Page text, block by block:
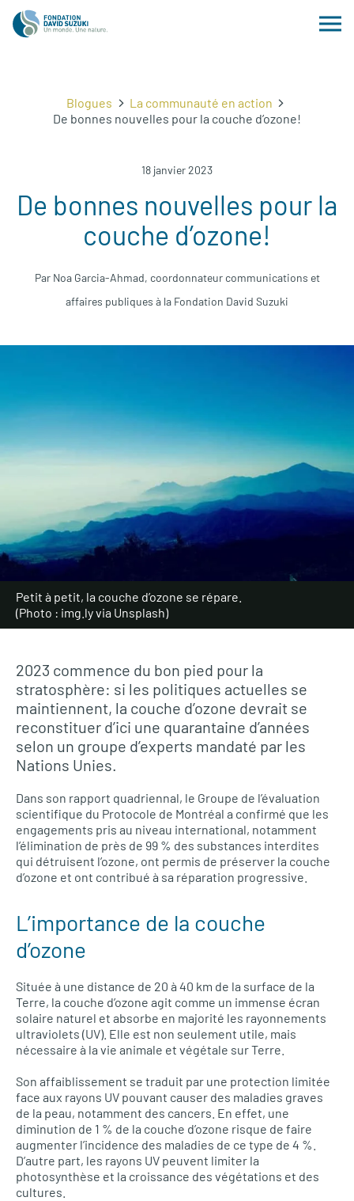
Blogues
La communauté en action
De bonnes nouvelles pour la couche d’ozone!
18 janvier 2023
De bonnes nouvelles pour la
couche d’ozone!
Par Noa Garcia-Ahmad, coordonnateur communications et
affaires publiques à la Fondation David Suzuki
Petit à petit, la couche d’ozone se répare.
(Photo : img.ly via Unsplash)
2023 commence du bon pied pour la
stratosphère: si les politiques actuelles se
maintiennent, la couche d’ozone devrait se
reconstituer d’ici une quarantaine d’années
selon un groupe d’experts mandaté par les
Nations Unies.
Dans son rapport quadriennal, le Groupe de l’évaluation
scientifique du Protocole de Montréal a confirmé que les
engagements pris au niveau international, notamment
l’élimination de près de 99 % des substances interdites
qui détruisent l’ozone, ont permis de préserver la couche
d’ozone et ont contribué à sa réparation progressive.
L’importance de la couche
d’ozone
Située à une distance de 20 à 40 km de la surface de la
Terre, la couche d’ozone agit comme un immense écran
solaire naturel et absorbe en majorité les rayonnements
ultraviolets (UV). Elle est non seulement utile, mais
nécessaire à la vie animale et végétale sur Terre.
Son affaiblissement se traduit par une protection limitée
face aux rayons UV pouvant causer des maladies graves
de la peau, notamment des cancers. En effet, une
diminution de 1 % de la couche d’ozone risque de faire
augmenter l’incidence des maladies de ce type de 4 %.
D’autre part, les rayons UV peuvent limiter la
photosynthèse et la croissance des végétations et des
cultures.